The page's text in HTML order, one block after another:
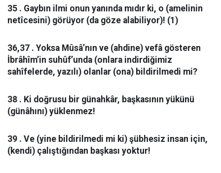
35 . Gaybın ilmi onun yanında mıdır ki, o (amelinin
netîcesini) görüyor (da göze alabiliyor)! (1)
36,37 . Yoksa Mûsâ’nın ve (ahdine) vefâ gösteren
İbrâhîm’in suhûf’unda (onlara indirdiğimiz
sahîfelerde, yazılı) olanlar (ona) bildirilmedi mi?
38 . Ki doğrusu bir günahkâr, başkasının yükünü
(günâhını) yüklenmez!
39 . Ve (yine bildirilmedi mi ki) şübhesiz insan için,
(kendi) çalıştığından başkası yoktur!